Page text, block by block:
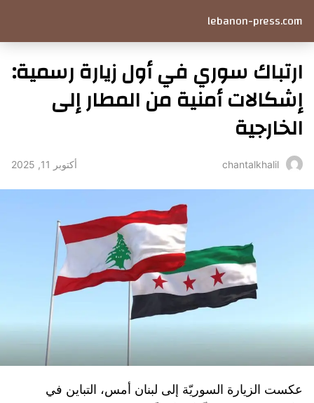
lebanon-press.com
ارتباك سوري في أول زيارة رسمية:
إشكالات أمنية من المطار إلى
الخارجية
chantalkhalil أكتوبر 11, 2025
عكست الزيارة السوريّة إلى لبنان أمس، التباين في